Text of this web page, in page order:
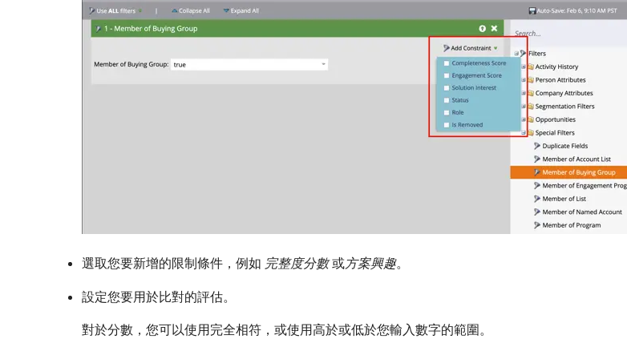
選取您要新增的限制條件，例如​ 完整度分數​或​方案興趣。
設定您要用於比對的評估。
對於分數，您可以使用完全相符，或使用高於或低於您輸入數字的範圍。